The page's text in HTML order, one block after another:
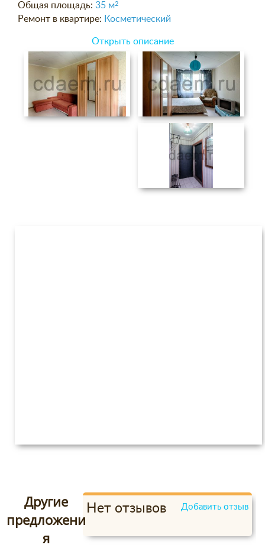
Общая площадь: 35 м2
Ремонт в квартире: Косметический
Открыть описание
Другие
предложени
я
Нет отзывов Добавить отзыв